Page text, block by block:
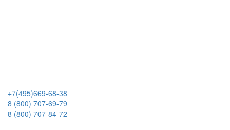
+7(495)669-68-38
8 (800) 707-69-79
8 (800) 707-84-72